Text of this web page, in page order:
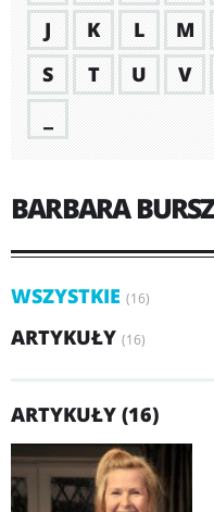
J
K L M
S
T U V
BARBARA
WSZYSTKIE (16)
ARTYKUŁY (16)
ARTYKUŁY (16)